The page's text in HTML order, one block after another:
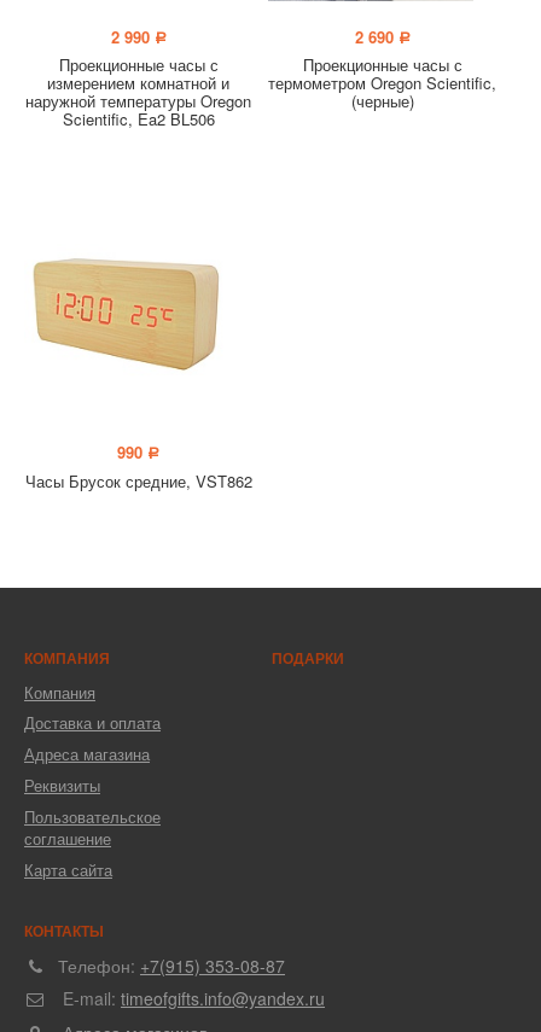
2 990 a
Проекционные часы с
измерением комнатной и
наружной температуры Oregon
Scientific, Ea2 BL506
2 690 a
Проекционные часы с
термометром Oregon Scientific,
(черные)
990 a
Часы Брусок средние, VST862
КОМПАНИЯ
Компания
Доставка и оплата
Адреса магазина
Реквизиты
Пользовательское
соглашение
Карта сайта
ПОДАРКИ
КОНТАКТЫ
Телефон: +7(915) 353-08-87
E-mail: timeofgifts.info@yandex.ru